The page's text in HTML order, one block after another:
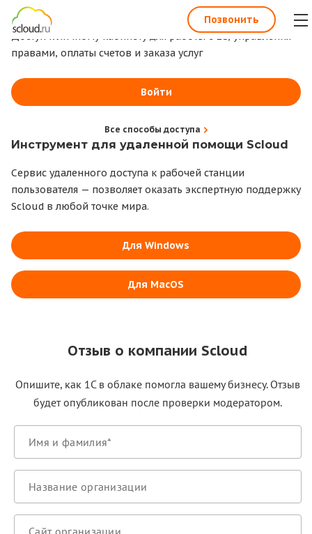
1С всегда под рукой
Доступ к личному кабинету для работы с 1С, управления
правами, оплаты счетов и заказа услуг
Войти
Все способы доступа
Инструмент для удаленной помощи Scloud
Сервис удаленного доступа к рабочей станции
пользователя — позволяет оказать экспертную поддержку
Scloud в любой точке мира.
Для Windows
Для MacOS
Позвонить
Отзыв о компании Scloud
Опишите, как 1С в облаке помогла вашему бизнесу. Отзыв
будет опубликован после проверки модератором.